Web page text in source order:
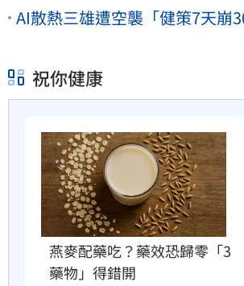
AI散熱三雄遭空襲「健策7天崩
祝你健康
燕麥配藥吃？藥效恐歸零「3
藥物」得錯開